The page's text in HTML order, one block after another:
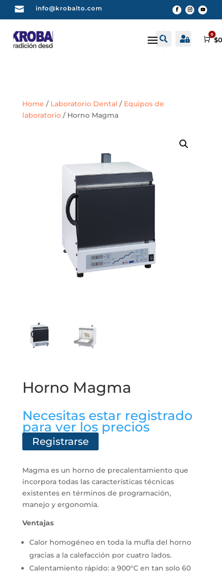
 info@krobalto.com
 Buscar
 Cuenta
0
$
Home / Laboratorio Dental / Equipos de
laboratorio/ Horno Magma
Horno Magma
Necesitas estar registrado
para ver los precios
Registrarse
Magma es un horno de precalentamiento que
incorpora todas las características técnicas
existentes en términos de programación,
manejo y ergonomía.
Ventajas
Calor homogéneo en toda la mufla del horno
gracias a la calefacción por cuatro lados.
Calentamiento rápido: a 900°C en tan solo 60